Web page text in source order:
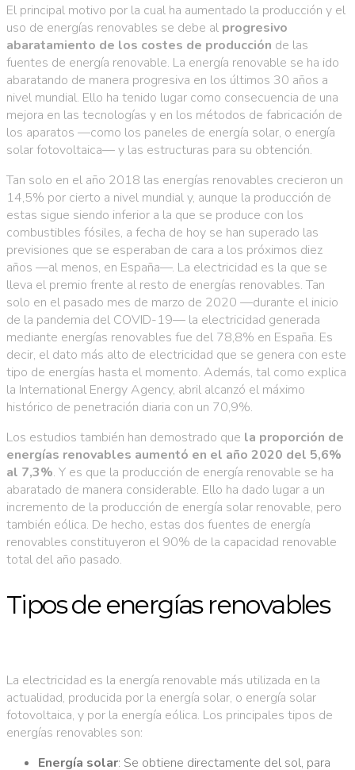
El principal motivo por la cual ha aumentado la producción y el
uso de energías renovables se debe al progresivo
abaratamiento de los costes de producción de las
fuentes de energía renovable. La energía renovable se ha ido
abaratando de manera progresiva en los últimos 30 años a
nivel mundial. Ello ha tenido lugar como consecuencia de una
mejora en las tecnologías y en los métodos de fabricación de
los aparatos —como los paneles de energía solar, o energía
solar fotovoltaica— y las estructuras para su obtención.
Tan solo en el año 2018 las energías renovables crecieron un
14,5% por cierto a nivel mundial y, aunque la producción de
estas sigue siendo inferior a la que se produce con los
combustibles fósiles, a fecha de hoy se han superado las
previsiones que se esperaban de cara a los próximos diez
años —al menos, en España—. La electricidad es la que se
lleva el premio frente al resto de energías renovables. Tan
solo en el pasado mes de marzo de 2020 —durante el inicio
de la pandemia del COVID-19— la electricidad generada
mediante energías renovables fue del 78,8% en España. Es
decir, el dato más alto de electricidad que se genera con este
tipo de energías hasta el momento. Además, tal como explica
la International Energy Agency, abril alcanzó el máximo
histórico de penetración diaria con un 70,9%.
Los estudios también han demostrado que la proporción de
energías renovables aumentó en el año 2020 del 5,6%
al 7,3%. Y es que la producción de energía renovable se ha
abaratado de manera considerable. Ello ha dado lugar a un
incremento de la producción de energía solar renovable, pero
también eólica. De hecho, estas dos fuentes de energía
renovables constituyeron el 90% de la capacidad renovable
total del año pasado.
Tipos de energías renovables
La electricidad es la energía renovable más utilizada en la
actualidad, producida por la energía solar, o energía solar
fotovoltaica, y por la energía eólica. Los principales tipos de
energías renovables son:
Energía solar: Se obtiene directamente del sol, para